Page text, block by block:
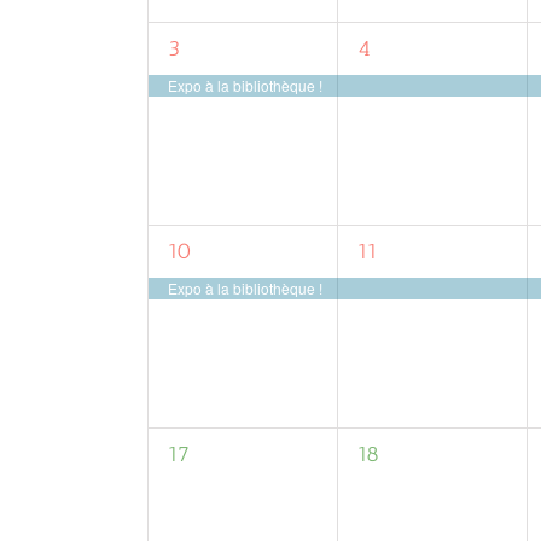
1
évènement,
3
Expo à la bibliothèque !
1
évènement,
4
1
évènement,
10
Expo à la bibliothèque !
1
évènement,
11
0
17
0
18